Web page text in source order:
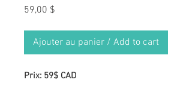
59,00 $
Ajouter au panier / Add to cart
Prix: 59$ CAD